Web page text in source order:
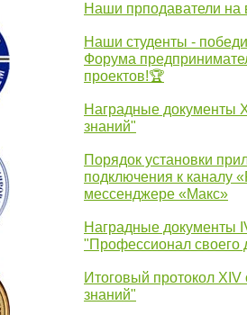
Наши прподаватели
Наши студенты -
Форума
проектов!🏆
Наградные документы
знаний"
Порядок установки
подключения к каналу
мессенджере «Макс»
Наградные документы
"Профессионал своего
Итоговый протокол
знаний"